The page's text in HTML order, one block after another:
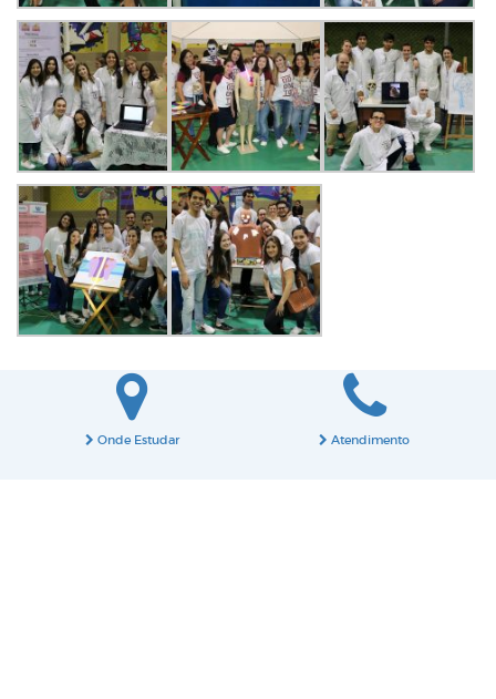
Onde Estudar Atendimento